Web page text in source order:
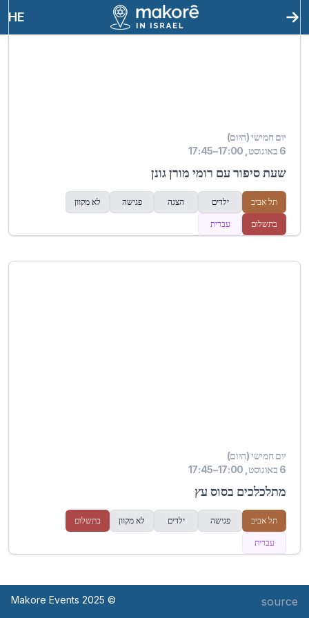
HE
יום חמישי (היום)
6 באוגוסט, 17:00–17:45
שעת סיפור עם רומי מורן גונן
תל אביב ילדים הצגה פגישה לא מקוון
בתשלום עברית
יום חמישי (היום)
6 באוגוסט, 17:00–17:45
מתלכלכים בסוס עץ
תל אביב פגישה ילדים לא מקוון בתשלום
עברית
source
© Makore Events 2025